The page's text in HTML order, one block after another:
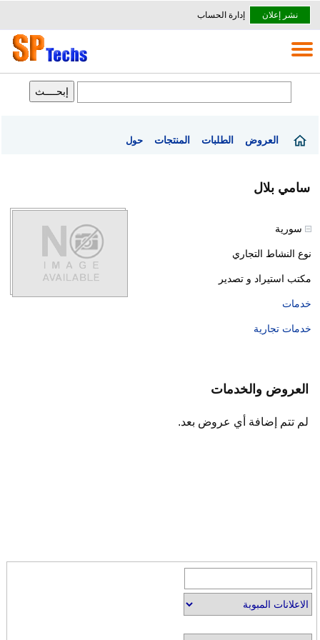
نشر إعلان إدارة الحساب
العروض الطلبات المنتجات حول
سامي بلال
سورية
نوع النشاط التجاري
مكتب استيراد و تصدير
خدمات
خدمات تجارية
العروض والخدمات
لم تتم إضافة أي عروض بعد.